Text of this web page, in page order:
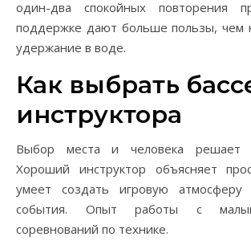
один-два спокойных повторения
поддержке дают больше пользы, чем
удержание в воде.
Как выбрать
инструктора
Выбор места и человека решает
Хороший инструктор объясняет
умеет создать игровую
события. Опыт работы с
соревнований по технике.